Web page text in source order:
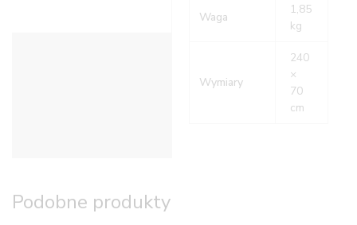
Waga
1,85
kg
Wymiary
240
×
70
cm
Podobne produkty